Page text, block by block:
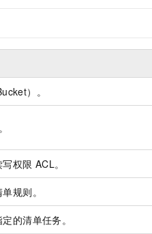
）。
权限 ACL。
规则。
的清单任务。
10分钟微调：让0.6B模型媲美235B模型
多种方案随心选，轻松解锁专属 DeepSeek
多模态数据信息提取